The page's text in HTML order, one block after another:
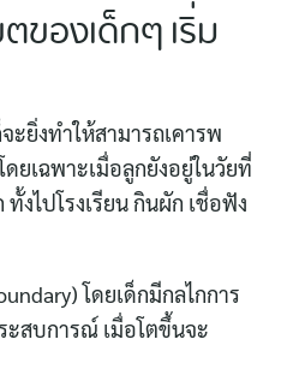
ของเด็กๆ เริ่ม
ะยิ่งทำให้สามารถเคารพ
ยเฉพาะเมื่อลูกยังอยู่ในวัยที่
งไปโรงเรียน กินผัก เชื่อฟัง
โดยเด็กมีกลไกการ
ะสบการณ์ เมื่อโตขึ้นจะ